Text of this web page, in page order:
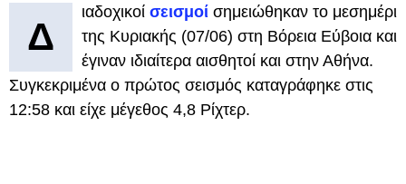
Δ
ιαδοχικοί σεισμοί σημειώθηκαν το μεσημέρι
της Κυριακής (07/06) στη Βόρεια Εύβοια και
έγιναν ιδιαίτερα αισθητοί και στην Αθήνα.
Συγκεκριμένα ο πρώτος σεισμός καταγράφηκε στις
12:58 και είχε μέγεθος 4,8 Ρίχτερ.